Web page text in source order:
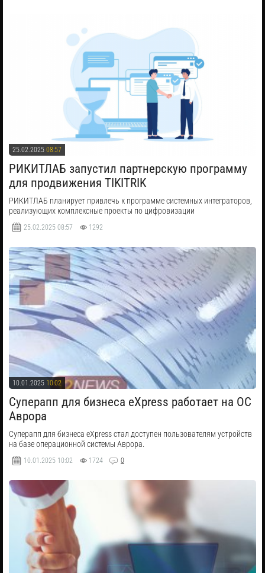
25.02.2025 08:57
РИКИТЛАБ запустил партнерскую программу
для продвижения TIKITRIK
РИКИТЛАБ планирует привлечь к программе системных интеграторов,
реализующих комплексные проекты по цифровизации
25.02.2025 08:57 1292
10.01.2025 10:02
​Суперапп для бизнеса eXpress работает на ОС
Аврора
Суперапп для бизнеса eXpress стал доступен пользователям устройств
на базе операционной системы Аврора.
10.01.2025 10:02 1724 0